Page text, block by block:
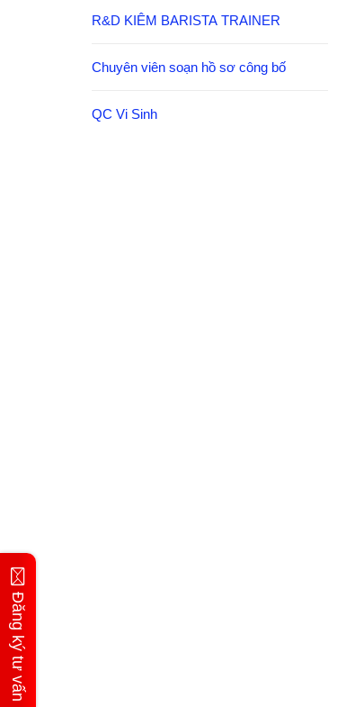
R&D KIÊM BARISTA TRAINER
Chuyên viên soạn hồ sơ công bố
QC Vi Sinh
Đăng ký tư vấn